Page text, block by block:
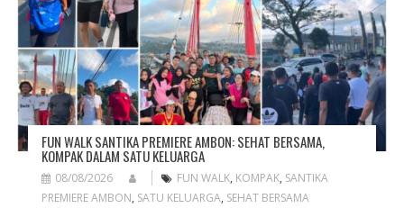
N
FUN WALK SANTIKA PREMIERE AMBON: SEHAT BERSAMA,
KOMPAK DALAM SATU KELUARGA
08/08/2026 FUN WALK, KOMPAK, SANTIKA
PREMIERE AMBON, SATU KELUARGA, SEHAT BERSAMA